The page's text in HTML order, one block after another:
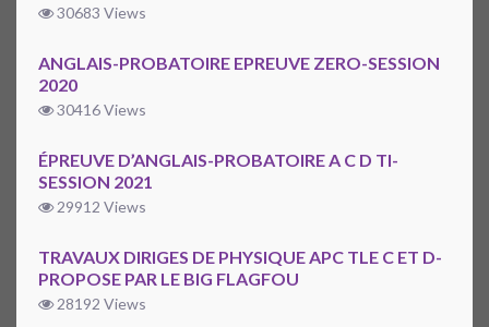
30683 Views
ANGLAIS-PROBATOIRE EPREUVE ZERO-SESSION
2020
30416 Views
ÉPREUVE D’ANGLAIS-PROBATOIRE A C D TI-
SESSION 2021
29912 Views
TRAVAUX DIRIGES DE PHYSIQUE APC TLE C ET D-
PROPOSE PAR LE BIG FLAGFOU
28192 Views